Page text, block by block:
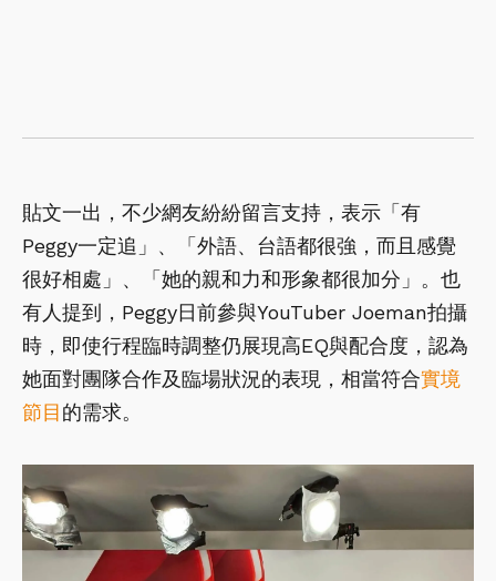
貼文一出，不少網友紛紛留言支持，表示「有
Peggy一定追」、「外語、台語都很強，而且感覺
很好相處」、「她的親和力和形象都很加分」。也
有人提到，Peggy日前參與YouTuber Joeman拍攝
時，即使行程臨時調整仍展現高EQ與配合度，認為
她面對團隊合作及臨場狀況的表現，相當符合實境
節目的需求。